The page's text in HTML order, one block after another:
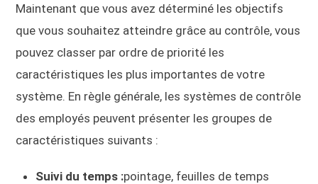
Maintenant que vous avez déterminé les objectifs
que vous souhaitez atteindre grâce au contrôle, vous
pouvez classer par ordre de priorité les
caractéristiques les plus importantes de votre
système. En règle générale, les systèmes de contrôle
des employés peuvent présenter les groupes de
caractéristiques suivants :
Suivi du temps :pointage, feuilles de temps